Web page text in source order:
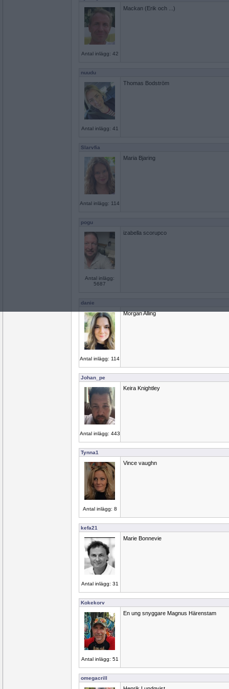
Antal inlägg: 42
Mackan (Erik och ...)
nuudu
Antal inlägg: 41
Thomas Bodström
Slarvfia
Antal inlägg: 114
Maria Bjaring
pogu
Antal inlägg:
5687
izabella scorupco
danie
Antal inlägg: 114
Morgan Alling
Johan_pe
Antal inlägg: 443
Keira Knightley
Tynna1
Antal inlägg: 8
Vince vaughn
kefa21
Antal inlägg: 31
Marie Bonnevie
Kokekorv
Antal inlägg: 51
En ung snyggare Magnus Härenstam
omegacrill